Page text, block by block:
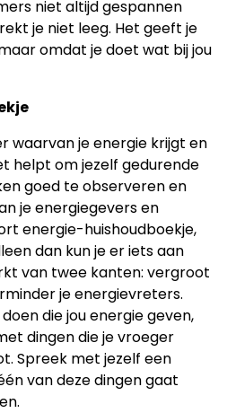
niet altijd gespannen
je niet leeg. Het geeft je
omdat je doet wat bij jou
waarvan je energie krijgt en
helpt om jezelf gedurende
goed te observeren en
je energiegevers en
energie-huishoudboekje,
dan kun je er iets aan
van twee kanten: vergroot
je energievreters.
die jou energie geven,
dingen die je vroeger
Spreek met jezelf een
van deze dingen gaat